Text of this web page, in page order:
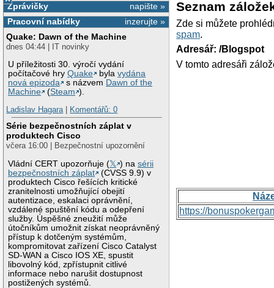
napište »
Zprávičky
inzerujte »
Pracovní nabídky
Quake: Dawn of the Machine
dnes 04:44 | IT novinky
U příležitosti 30. výročí vydání
počítačové hryQuake bylavydána
nová epizoda
s názvem Dawn of the
Machine
(Steam ).
Ladislav Hagara| Komentářů: 0
Série bezpečnostních záplat v
produktech Cisco
včera 16:00 | Bezpečnostní upozornění
Vládní CERT upozorňuje (𝕏 ) nasérii
bezpečnostních záplat
(CVSS 9.9) v
produktech Cisco řešících kritické
zranitelnosti umožňující obejití
autentizace, eskalaci oprávnění,
vzdálené spuštění kódu a odepření
služby. Úspěšné zneužití může
útočníkům umožnit získat neoprávněný
přístup k dotčeným systémům,
kompromitovat zařízení Cisco Catalyst
SD-WAN a Cisco IOS XE, spustit
libovolný kód, zpřístupnit citlivé
informace nebo narušit dostupnost
postižených systémů.
Seznam
Zde si můžete
spam.
Adresář: /Blogspot
V tomto adresáři
https://